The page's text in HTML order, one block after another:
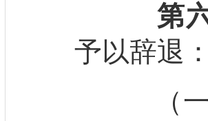
第
予以辞退：
（一